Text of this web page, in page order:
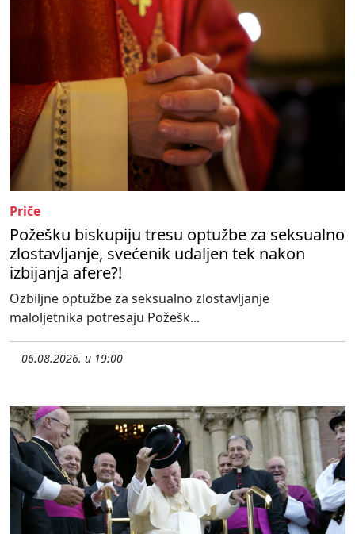
Priče
Požešku biskupiju tresu optužbe za seksualno
zlostavljanje, svećenik udaljen tek nakon
izbijanja afere?!
Ozbiljne optužbe za seksualno zlostavljanje
maloljetnika potresaju Požešk...
06.08.2026. u 19:00